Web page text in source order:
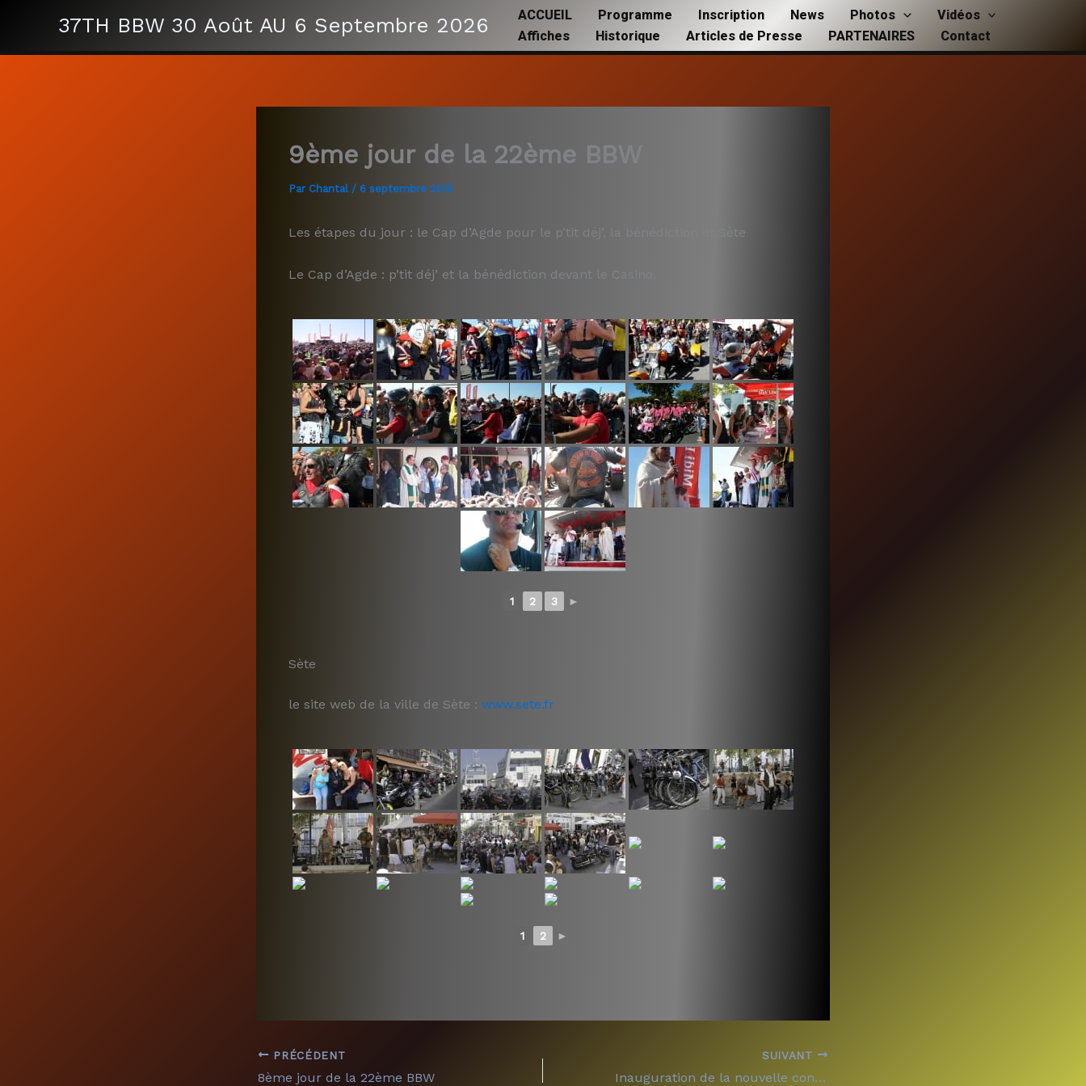
contenu
37TH BBW 30 Août AU 6 Septembre 2026 ACCUEIL Programme Inscription News Photos
Vidéos
Affiches
Historique Articles de Presse PARTENAIRES Contact
9ème jour de la 22ème BBW
Par Chantal / 6 septembre 2010
Les étapes du jour : le Cap d’Agde pour le p’tit déj’, la bénédiction et Sète
Le Cap d’Agde : p’tit déj’ et la bénédiction devant le Casino.
1 2 3 ►
Sète
le site web de la ville de Sète : www.sete.fr
1 2 ►
PRÉCÉDENT
8ème jour de la 22ème BBW
SUIVANT
Inauguration de la nouvelle concession Macadam Moto